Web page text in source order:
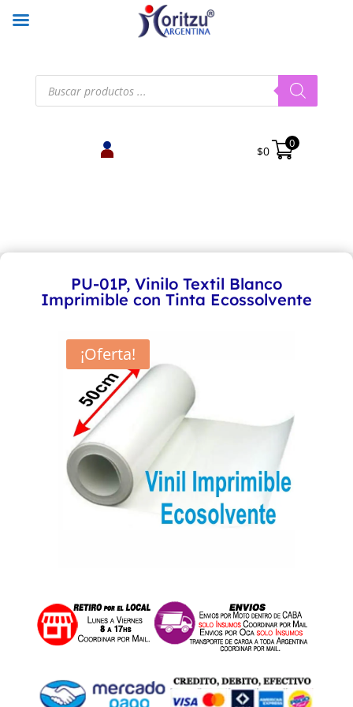
Búsqueda
productos
$0
0
PU-01P, Vinilo Textil Blanco
Imprimible con Tinta Ecossolvente
¡Oferta!